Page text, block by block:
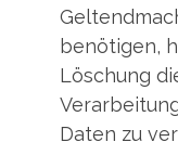
benötigen,
Löschung
Daten zu